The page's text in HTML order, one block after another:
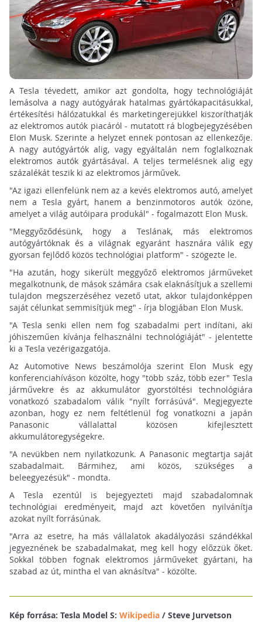
A Tesla tévedett, amikor azt gondolta, hogy technológiáját
lemásolva a nagy autógyárak hatalmas gyártókapacitásukkal,
értékesítési hálózatukkal és marketingerejükkel kiszoríthatják
az elektromos autók piacáról - mutatott rá blogbejegyzésében
Elon Musk. Szerinte a helyzet ennek pontosan az ellenkezője.
A nagy autógyártók alig, vagy egyáltalán nem foglalkoznak
elektromos autók gyártásával. A teljes termelésnek alig egy
százalékát teszik ki az elektromos járművek.
"Az igazi ellenfelünk nem az a kevés elektromos autó, amelyet
nem a Tesla gyárt, hanem a benzinmotoros autók özöne,
amelyet a világ autóipara produkál" - fogalmazott Elon Musk.
"Meggyőződésünk, hogy a Teslának, más elektromos
autógyártóknak és a világnak egyaránt hasznára válik egy
gyorsan fejlődő közös technológiai platform" - szögezte le.
"Ha azután, hogy sikerült meggyőző elektromos járműveket
megalkotnunk, de mások számára csak elaknásítjuk a szellemi
tulajdon megszerzéséhez vezető utat, akkor tulajdonképpen
saját célunkat semmisítjük meg" - írja blogjában Elon Musk.
"A Tesla senki ellen nem fog szabadalmi pert indítani, aki
jóhiszeműen kívánja felhasználni technológiáját" - jelentette
ki a Tesla vezérigazgatója.
Az Automotive News beszámolója szerint Elon Musk egy
konferenciahíváson közölte, hogy "több száz, több ezer" Tesla
járművekre és az akkumulátor gyorstöltési technológiára
vonatkozó szabadalom válik "nyílt forrásúvá". Megjegyezte
azonban, hogy ez nem feltétlenül fog vonatkozni a japán
Panasonic vállalattal közösen kifejlesztett
akkumulátoregységekre.
"A nevükben nem nyilatkozunk. A Panasonic megtartja saját
szabadalmait. Bármihez, ami közös, szükséges a
beleegyezésük" - mondta.
A Tesla ezentúl is bejegyezteti majd szabadalomnak
technológiai eredményeit, majd azt követően nyilvánítja
azokat nyílt forrásúnak.
"Arra az esetre, ha más vállalatok akadályozási szándékkal
jegyeznének be szabadalmakat, meg kell hogy előzzük őket.
Sokkal többen fognak elektromos járműveket gyártani, ha
szabad az út, mintha el van aknásítva" - közölte.
Kép forrása: Tesla Model S: Wikipedia/ Steve Jurvetson